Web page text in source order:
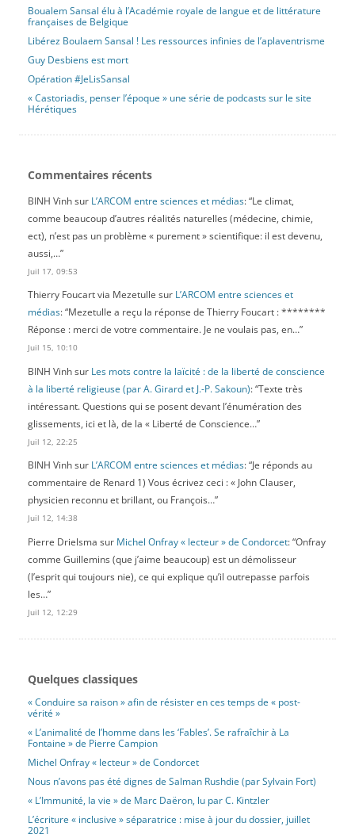
Boualem Sansal élu à l’Académie royale de langue et de littérature
françaises de Belgique
Libérez Boulaem Sansal ! Les ressources infinies de l’aplaventrisme
Guy Desbiens est mort
Opération #JeLisSansal
« Castoriadis, penser l’époque » une série de podcasts sur le site
Hérétiques
Commentaires récents
BINH Vinhsur L’ARCOM entre sciences et médias: “Le climat,
comme beaucoup d’autres réalités naturelles (médecine, chimie,
ect), n’est pas un problème « purement » scientifique: il est devenu,
aussi,…”
Juil 17, 09:53
Thierry Foucart via Mezetulle sur L’ARCOM entre sciences et
médias: “Mezetulle a reçu la réponse de Thierry Foucart : ********
Réponse : merci de votre commentaire. Je ne voulais pas, en…”
Juil 15, 10:10
BINH Vinhsur Les mots contre la laïcité : de la liberté de conscience
à la liberté religieuse (par A. Girard et J.-P. Sakoun): “Texte très
intéressant. Questions qui se posent devant l’énumération des
glissements, ici et là, de la « Liberté de Conscience…”
Juil 12, 22:25
BINH Vinhsur L’ARCOM entre sciences et médias: “Je réponds au
commentaire de Renard 1) Vous écrivez ceci : « John Clauser,
physicien reconnu et brillant, ou François…”
Juil 12, 14:38
Pierre Drielsma sur Michel Onfray « lecteur » de Condorcet: “Onfray
comme Guillemins (que j’aime beaucoup) est un démolisseur
(l’esprit qui toujours nie), ce qui explique qu’il outrepasse parfois
les…”
Juil 12, 12:29
Quelques classiques
« Conduire sa raison » afin de résister en ces temps de « post-
vérité »
« L’animalité de l’homme dans les ‘Fables’. Se rafraîchir à La
Fontaine » de Pierre Campion
Michel Onfray « lecteur » de Condorcet
Nous n’avons pas été dignes de Salman Rushdie (par Sylvain Fort)
« L’Immunité, la vie » de Marc Daëron, lu par C. Kintzler
L’écriture « inclusive » séparatrice : mise à jour du dossier, juillet
2021